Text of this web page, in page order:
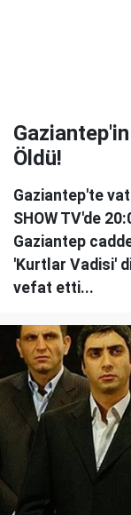
Öldü!
Gaziantep'te
SHOW TV'de
Gaziantep
'Kurtlar Vadisi'
vefat etti...